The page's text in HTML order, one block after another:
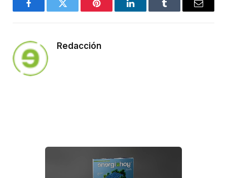
FacebookTwitter Pinterest LinkedInTumblr Email
Redacción